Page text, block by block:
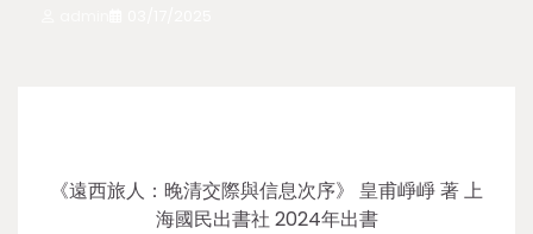
《遠西旅人：晚清交際與信息次序》 皇甫崢崢 著 上
海國民出書社 2024年出書